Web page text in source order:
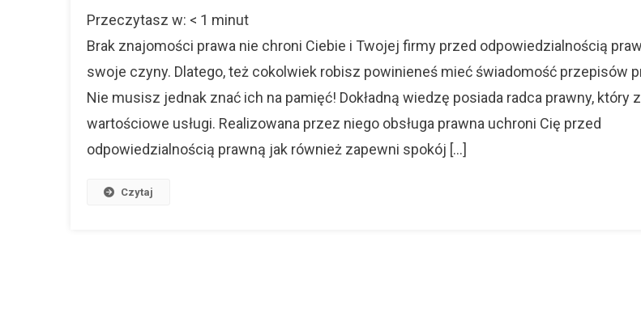
Dla
Ciebie
Twojej
Przeczytasz w: < 1 minut
Brak znajomości prawa nie chroni Ciebie i Twojej firmy przed odpowiedzialnością
swoje czyny. Dlatego, też cokolwiek robisz powinieneś mieć świadomość przepisów
Nie musisz jednak znać ich na pamięć! Dokładną wiedzę posiada radca prawny, który
wartościowe usługi. Realizowana przez niego obsługa prawna uchroni Cię przed
odpowiedzialnością prawną jak również zapewni spokój […]
Czytaj